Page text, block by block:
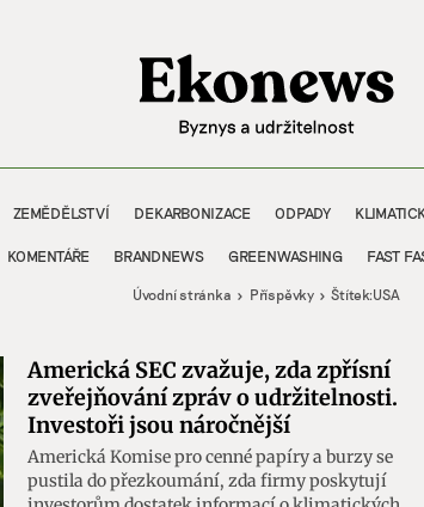
ZEMĚDĚLSTVÍ DEKARBONIZACE ODPADY
KOMENTÁŘE BRANDNEWS GREENWASHING FAST
Úvodní stránka Příspěvky Štítek:USA
Americká SEC zvažuje, zda zpřísní
zveřejňování zpráv o udržitelnosti.
Investoři jsou náročnější
Americká Komise pro cenné papíry a burzy se
pustila do přezkoumání, zda firmy poskytují